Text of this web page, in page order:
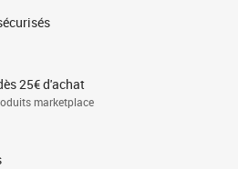
25€ d'achat
marketplace